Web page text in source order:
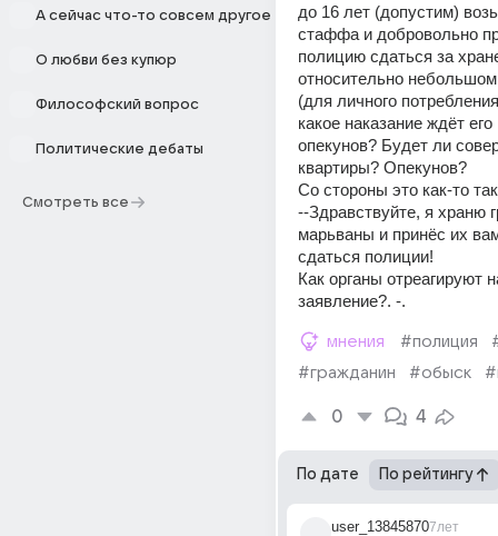
А сейчас что-то совсем другое
О любви без купюр
Философский вопрос
Политические дебаты
Смотреть все
до 16 лет (допустим)
стаффа и добровольно
полицию сдаться за
относительно
(для личного
какое наказание ждёт его
опекунов? Будет ли
квартиры? Опекунов?
Со стороны это как-то
--Здравствуйте, я храню
марьваны и принёс их
сдаться полиции!
Как органы отреагируют
заявление?. -.
мнения #полиция
#гражданин
#обыск
0 4
По дате По рейтингу
user_138458707лет